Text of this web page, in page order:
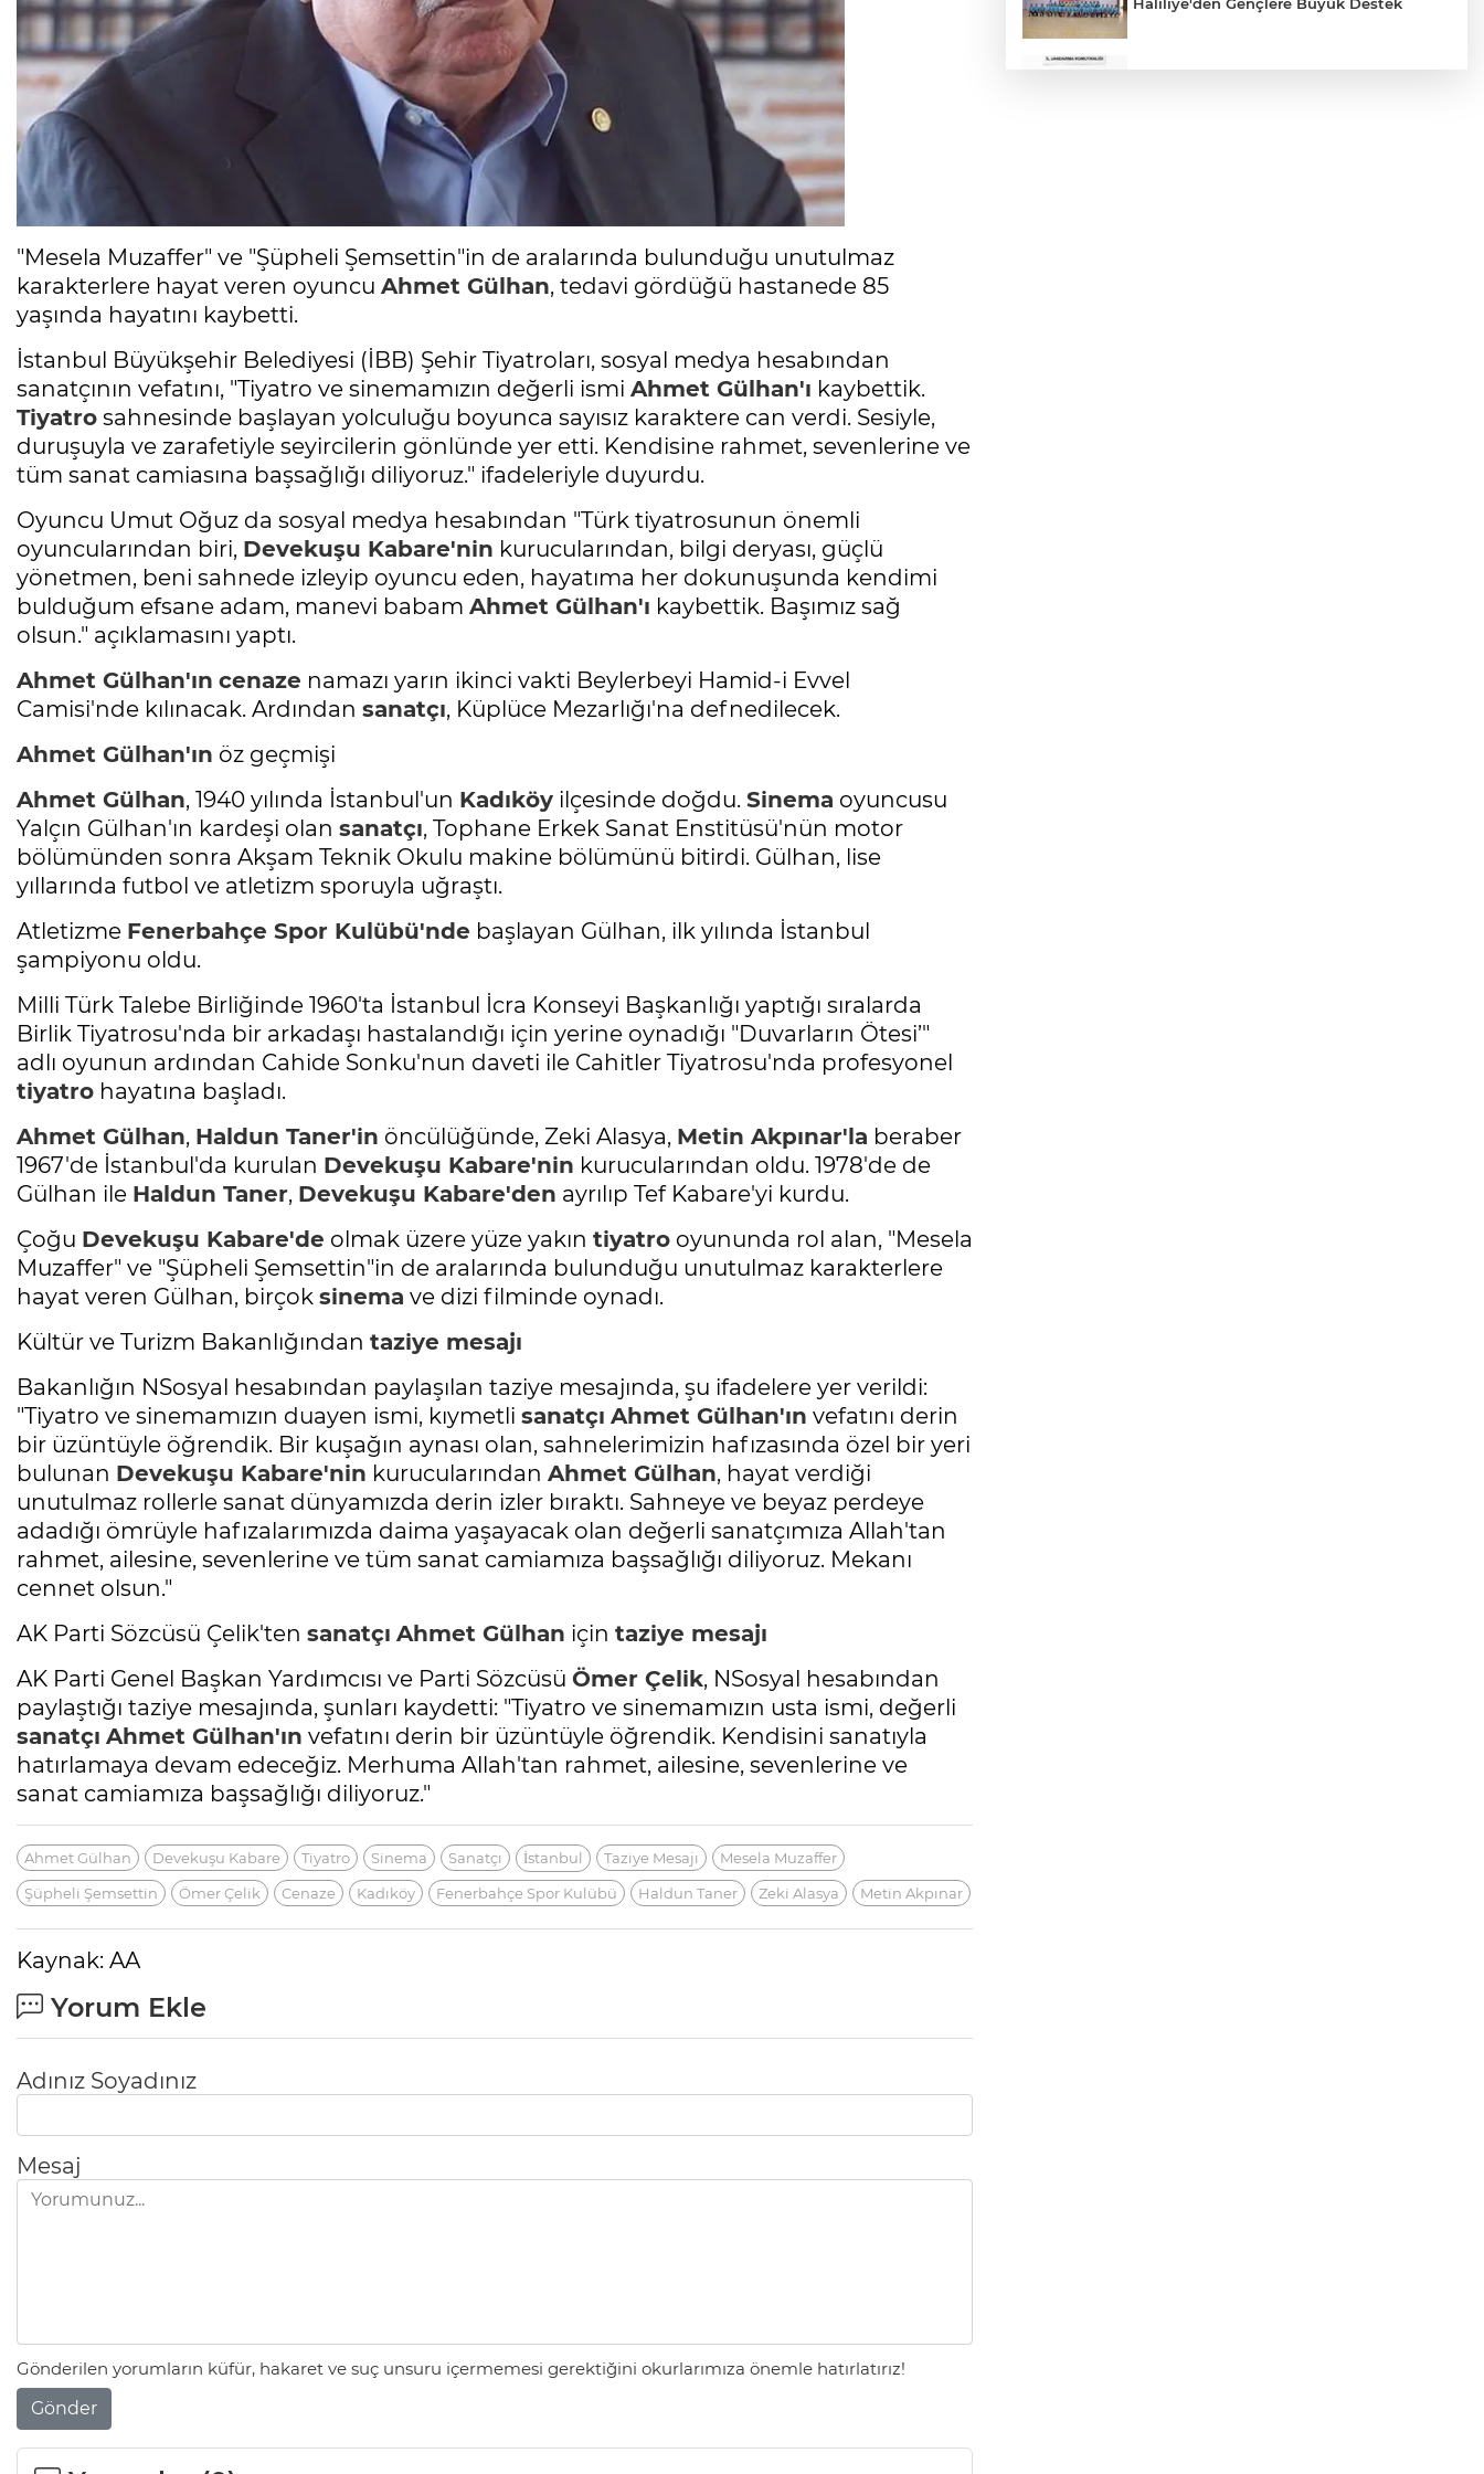
"Mesela Muzaffer" ve "Şüpheli Şemsettin"in de aralarında bulunduğu unutulmaz
karakterlere hayat veren oyuncu Ahmet Gülhan, tedavi gördüğü hastanede 85
yaşında hayatını kaybetti.
İstanbul Büyükşehir Belediyesi (İBB) Şehir Tiyatroları, sosyal medya hesabından
sanatçının vefatını, "Tiyatro ve sinemamızın değerli ismi Ahmet Gülhan'ı kaybettik.
Tiyatro sahnesinde başlayan yolculuğu boyunca sayısız karaktere can verdi. Sesiyle,
duruşuyla ve zarafetiyle seyircilerin gönlünde yer etti. Kendisine rahmet, sevenlerine ve
tüm sanat camiasına başsağlığı diliyoruz." ifadeleriyle duyurdu.
Oyuncu Umut Oğuz da sosyal medya hesabından "Türk tiyatrosunun önemli
oyuncularından biri, Devekuşu Kabare'nin kurucularından, bilgi deryası, güçlü
yönetmen, beni sahnede izleyip oyuncu eden, hayatıma her dokunuşunda kendimi
bulduğum efsane adam, manevi babam Ahmet Gülhan'ı kaybettik. Başımız sağ
olsun." açıklamasını yaptı.
Ahmet Gülhan'ın cenaze namazı yarın ikinci vakti Beylerbeyi Hamid-i Evvel
Camisi'nde kılınacak. Ardından sanatçı, Küplüce Mezarlığı'na defnedilecek.
Ahmet Gülhan'ın öz geçmişi
Ahmet Gülhan, 1940 yılında İstanbul'un Kadıköy ilçesinde doğdu. Sinema oyuncusu
Yalçın Gülhan'ın kardeşi olan sanatçı, Tophane Erkek Sanat Enstitüsü'nün motor
bölümünden sonra Akşam Teknik Okulu makine bölümünü bitirdi. Gülhan, lise
yıllarında futbol ve atletizm sporuyla uğraştı.
Atletizme Fenerbahçe Spor Kulübü'nde başlayan Gülhan, ilk yılında İstanbul
şampiyonu oldu.
Milli Türk Talebe Birliğinde 1960'ta İstanbul İcra Konseyi Başkanlığı yaptığı sıralarda
Birlik Tiyatrosu'nda bir arkadaşı hastalandığı için yerine oynadığı "Duvarların Ötesi’"
adlı oyunun ardından Cahide Sonku'nun daveti ile Cahitler Tiyatrosu'nda profesyonel
tiyatro hayatına başladı.
Ahmet Gülhan, Haldun Taner'in öncülüğünde, Zeki Alasya, Metin Akpınar'la beraber
1967'de İstanbul'da kurulan Devekuşu Kabare'nin kurucularından oldu. 1978'de de
Gülhan ile Haldun Taner, Devekuşu Kabare'den ayrılıp Tef Kabare'yi kurdu.
Çoğu Devekuşu Kabare'de olmak üzere yüze yakın tiyatro oyununda rol alan, "Mesela
Muzaffer" ve "Şüpheli Şemsettin"in de aralarında bulunduğu unutulmaz karakterlere
hayat veren Gülhan, birçok sinema ve dizi filminde oynadı.
Kültür ve Turizm Bakanlığından taziye mesajı
Bakanlığın NSosyal hesabından paylaşılan taziye mesajında, şu ifadelere yer verildi:
"Tiyatro ve sinemamızın duayen ismi, kıymetli sanatçı Ahmet Gülhan'ın vefatını derin
bir üzüntüyle öğrendik. Bir kuşağın aynası olan, sahnelerimizin hafızasında özel bir yeri
bulunan Devekuşu Kabare'nin kurucularından Ahmet Gülhan, hayat verdiği
unutulmaz rollerle sanat dünyamızda derin izler bıraktı. Sahneye ve beyaz perdeye
adadığı ömrüyle hafızalarımızda daima yaşayacak olan değerli sanatçımıza Allah'tan
rahmet, ailesine, sevenlerine ve tüm sanat camiamıza başsağlığı diliyoruz. Mekanı
cennet olsun."
AK Parti Sözcüsü Çelik'ten sanatçı Ahmet Gülhan için taziye mesajı
AK Parti Genel Başkan Yardımcısı ve Parti Sözcüsü Ömer Çelik, NSosyal hesabından
paylaştığı taziye mesajında, şunları kaydetti: "Tiyatro ve sinemamızın usta ismi, değerli
sanatçı Ahmet Gülhan'ın vefatını derin bir üzüntüyle öğrendik. Kendisini sanatıyla
hatırlamaya devam edeceğiz. Merhuma Allah'tan rahmet, ailesine, sevenlerine ve
sanat camiamıza başsağlığı diliyoruz."
Ahmet Gülhan Devekuşu Kabare Tiyatro Sinema Sanatçı İstanbul Taziye Mesajı
Mesela Muzaffer
Şüpheli Şemsettin
Ömer Çelik Cenaze Kadıköy Fenerbahçe Spor Kulübü Haldun Taner Zeki Alasya Metin Akpınar
Kaynak: AA
Yorum Ekle
Adınız Soyadınız
Mesaj
Gönderilen yorumların küfür, hakaret ve suç unsuru içermemesi gerektiğini okurlarımıza önemle hatırlatırız!
Gönder